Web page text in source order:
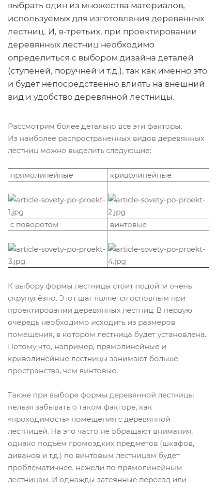
выбрать один из множества материалов,
используемых для изготовления деревянных
лестниц. И, в-третьих, при проектировании
деревянных лестниц необходимо
определиться с выбором дизайна деталей
(ступеней, поручней и т.д.), так как именно это
и будет непосредственно влиять на внешний
вид и удобство деревянной лестницы.
Рассмотрим более детально все эти факторы.
Из наиболее распространенных видов деревянных
лестниц можно выделить следующие:
прямолинейные криволинейные
с поворотом винтовые
К выбору формы лестницы стоит подойти очень
скрупулёзно. Этот шаг является основным при
проектировании деревянных лестниц. В первую
очередь необходимо исходить из размеров
помещения, в котором лестница будет установлена.
Потому что, например, прямолинейные и
криволинейные лестницы занимают больше
пространства, чем винтовые.
Также при выборе формы деревянной лестницы
нельзя забывать о таком факторе, как
«проходимость» помещения с деревянной
лестницей. На это часто не обращают внимания,
однако подъём громоздких предметов (шкафов,
диванов и т.д.) по винтовым лестницам будет
проблематичнее, нежели по прямолинейным
лестницам. И однажды затеянные переезд или